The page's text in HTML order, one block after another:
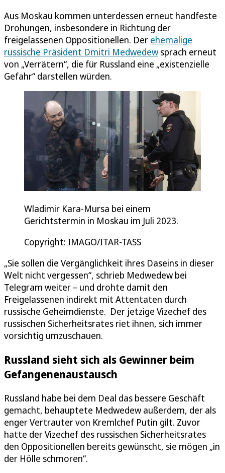
Aus Moskau kommen unterdessen erneut handfeste
Drohungen, insbesondere in Richtung der
freigelassenen Oppositionellen. Der ehemalige
russische Präsident Dmitri Medwedew sprach erneut
von „Verrätern“, die für Russland eine „existenzielle
Gefahr“ darstellen würden.
Wladimir Kara-Mursa bei einem
Gerichtstermin in Moskau im Juli 2023.
Copyright: IMAGO/ITAR-TASS
„Sie sollen die Vergänglichkeit ihres Daseins in dieser
Welt nicht vergessen“, schrieb Medwedew bei
Telegram weiter – und drohte damit den
Freigelassenen indirekt mit Attentaten durch
russische Geheimdienste. Der jetzige Vizechef des
russischen Sicherheitsrates riet ihnen, sich immer
vorsichtig umzuschauen.
Russland sieht sich als Gewinner beim
Gefangenenaustausch
Russland habe bei dem Deal das bessere Geschäft
gemacht, behauptete Medwedew außerdem, der als
enger Vertrauter von Kremlchef Putin gilt. Zuvor
hatte der Vizechef des russischen Sicherheitsrates
den Oppositionellen bereits gewünscht, sie mögen „in
der Hölle schmoren“.